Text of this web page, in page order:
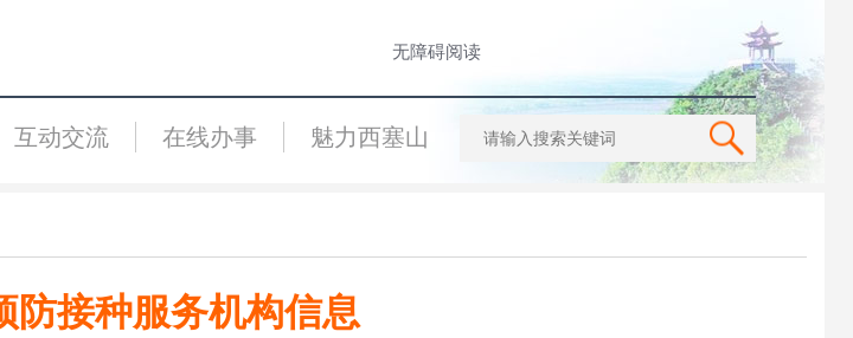
无障碍阅读
互动交流 在线办事 魅力西塞山
防接种服务机构信息